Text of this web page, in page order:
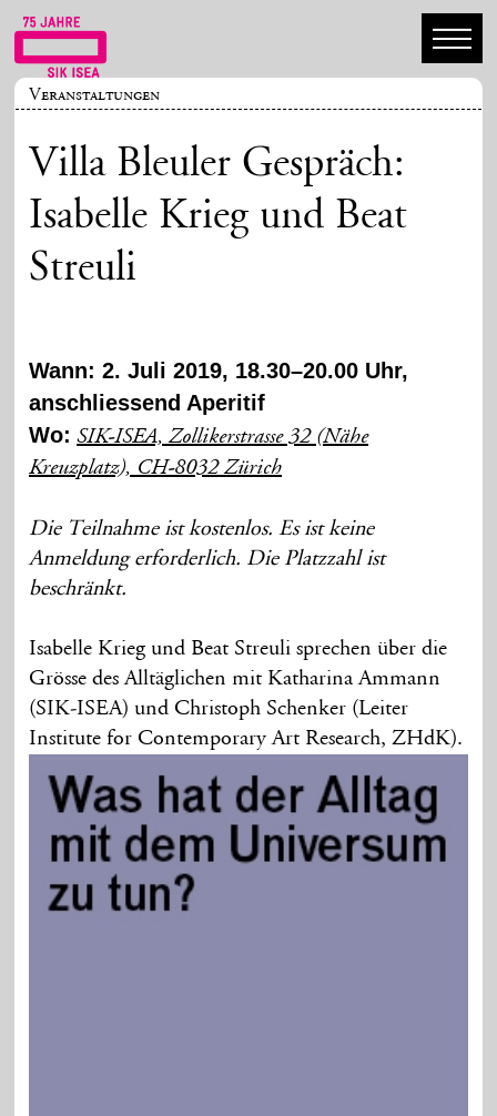
Veranstaltungen
Villa Bleuler Gespräch:
Isabelle Krieg und Beat
Streuli
Wann: 2. Juli 2019, 18.30–20.00 Uhr,
anschliessend Aperitif
Wo: SIK-ISEA, Zollikerstrasse 32 (Nähe
Kreuzplatz), CH-8032 Zürich
Die Teilnahme ist kostenlos. Es ist keine
Anmeldung erforderlich. Die Platzzahl ist
beschränkt.
Isabelle Krieg und Beat Streuli sprechen über die
Grösse des Alltäglichen mit Katharina Ammann
(SIK-ISEA) und Christoph Schenker (Leiter
Institute for Contemporary Art Research, ZHdK).